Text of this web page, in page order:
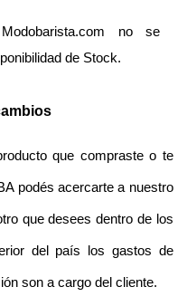
no se
de Stock.
que compraste o te
podés acercarte a nuestro
que desees dentro de los
del país los gastos de
son a cargo del cliente.